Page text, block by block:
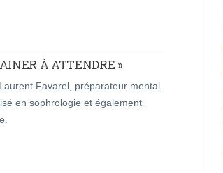
À ATTENDRE »
Favarel, préparateur mental
en sophrologie et également